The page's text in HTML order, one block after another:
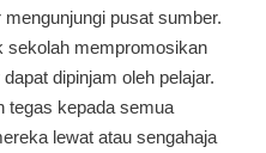
pusat sumber.
sekolah mempromosikan
dipinjam oleh pelajar.
tegas kepada semua
lewat atau sengahaja